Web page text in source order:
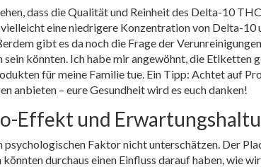
dass die Qualität und Reinheit des Delta-10
eine niedrigere Konzentration von Delta-10
gibt es da noch die Frage der
könnten. Ich habe mir angewöhnt, die Etiketten
für meine Familie tue. Ein Tipp: Achtet auf
anbieten – eure Gesundheit wird es euch danken!
Effekt und
psychologischen Faktor nicht unterschätzen. Der
könnten durchaus einen Einfluss darauf haben, wie